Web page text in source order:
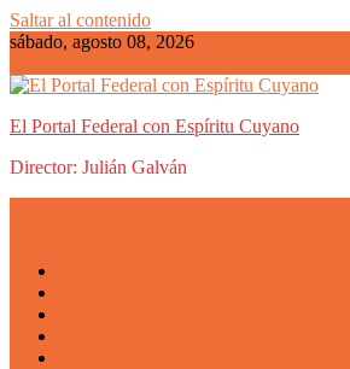
Saltar al contenido
sábado, agosto 08, 2026
El Portal Federal con Espíritu Cuyano
Director: Julián Galván